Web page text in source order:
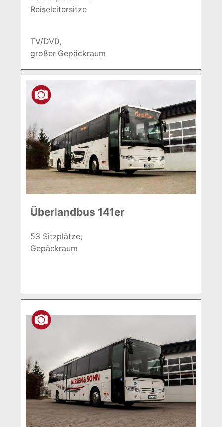
Reiseleitersitze
TV/DVD,
großer Gepäckraum
Überlandbus 141er
53 Sitzplätze,
Gepäckraum